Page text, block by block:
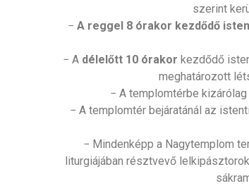
szerint
− A reggel 8 órakor kezdődő
− A délelőtt 10 órakor kezdődő
meghatározott
− A templomtérbe
− A templomtér bejáratánál az
− Mindenképp a Nagytemplom
liturgiájában résztvevő